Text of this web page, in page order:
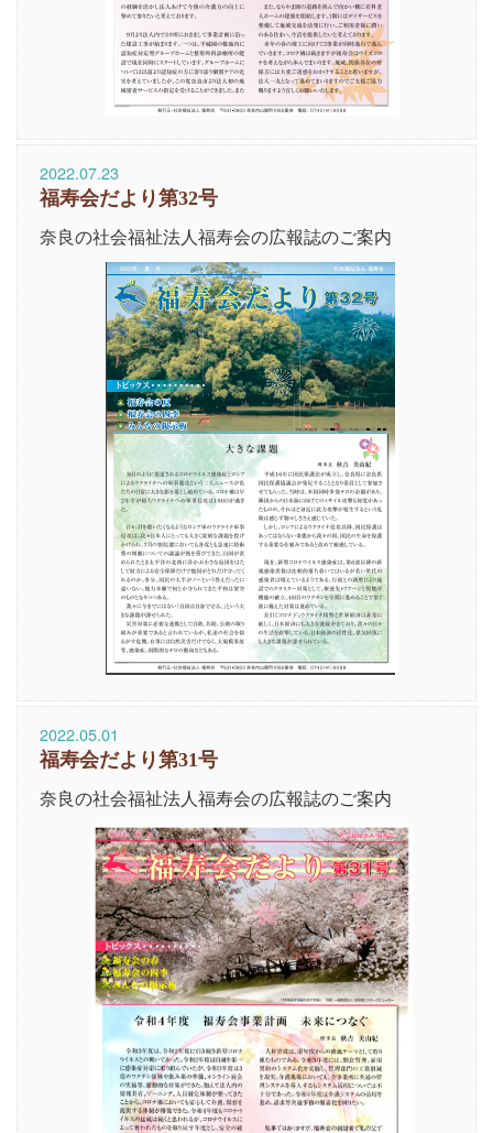
2022.07.23
福寿会だより第32号
奈良の社会福祉法人福寿会の広報誌のご案内
2022.05.01
福寿会だより第31号
奈良の社会福祉法人福寿会の広報誌のご案内